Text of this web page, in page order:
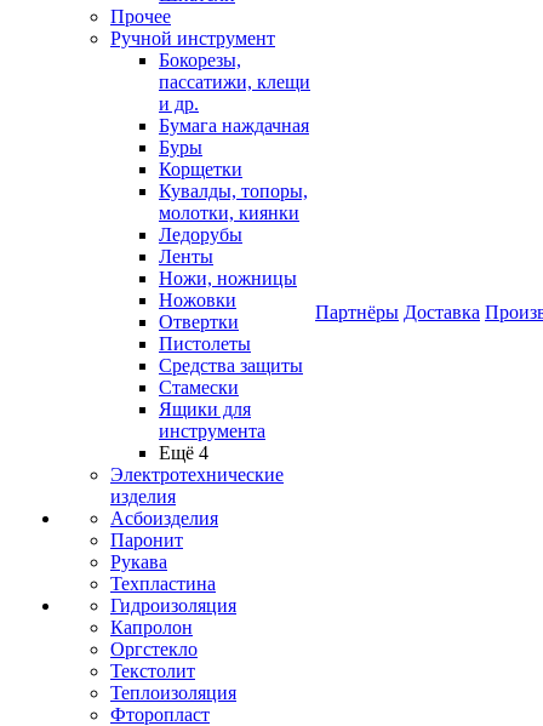
Прочее
Ручной инструмент
Бокорезы,
пассатижи, клещи
и др.
Бумага наждачная
Буры
Корщетки
Кувалды, топоры,
молотки, киянки
Ледорубы
Ленты
Ножи, ножницы
Ножовки
Отвертки
Пистолеты
Средства защиты
Стамески
Ящики для
инструмента
Ещё 4
Электротехнические
изделия
Асбоизделия
Паронит
Рукава
Техпластина
Гидроизоляция
Капролон
Оргстекло
Текстолит
Теплоизоляция
Фторопласт
Партнёры Доставка